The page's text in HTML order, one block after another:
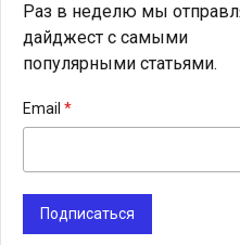
Раз в неделю мы
дайджест с самыми
популярными статьями.
Email
Подписаться